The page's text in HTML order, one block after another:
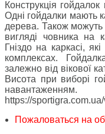
Конструкція
Одні гойдалки мають
дерева. Також можуть
вигляді човника на
Гніздо на каркасі,
комплексах.
залежно від вікової
Висота при виборі
https://
Пожаловаться на